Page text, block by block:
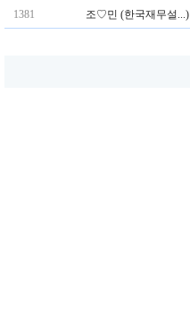
1381
조♡민 (한국재무설...)